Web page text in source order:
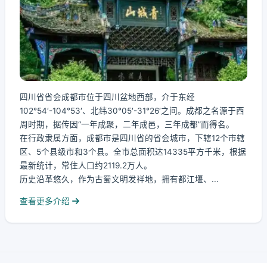
四川省省会成都市位于四川盆地西部，介于东经
102°54′-104°53′、北纬30°05′-31°26′之间。成都之名源于西
周时期，据传因“一年成聚，二年成邑，三年成都”而得名。
在行政隶属方面，成都市是四川省的省会城市，下辖12个市辖
区、5个县级市和3个县。全市总面积达14335平方千米，根据
最新统计，常住人口约2119.2万人。
历史沿革悠久，作为古蜀文明发祥地，拥有都江堰、...
查看更多介绍